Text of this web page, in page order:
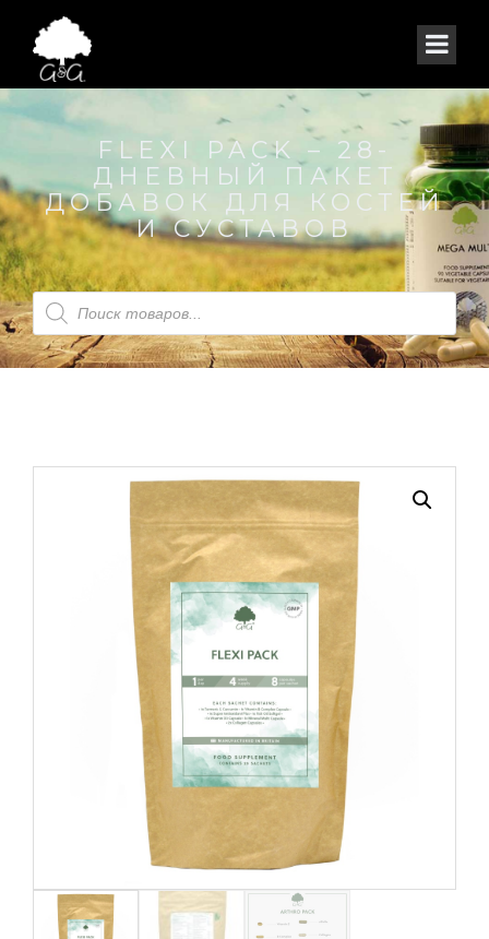
FLEXI PACK – 28-
ДНЕВНЫЙ ПАКЕТ
ДОБАВОК ДЛЯ КОСТЕЙ
И СУСТАВОВ
Поиск
товаров